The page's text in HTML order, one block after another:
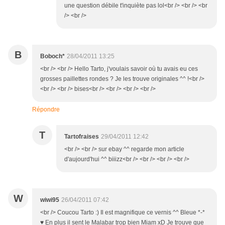
une question débile t'inquiète pas lol<br /> <br /> <br
/> <br />
B Boboch* 28/04/2011 13:25
<br /> <br /> Hello Tarto, j'voulais savoir où tu avais eu ces
grosses paillettes rondes ? Je les trouve originales ^^ !<br />
<br /> <br /> bises<br /> <br /> <br /> <br />
Répondre
T Tartofraises 29/04/2011 12:42
<br /> <br /> sur ebay ^^ regarde mon article
d'aujourd'hui ^^ biiizz<br /> <br /> <br /> <br />
W wiwi95 26/04/2011 07:42
<br /> Coucou Tarto :) Il est magnifique ce vernis ^^ Bleue *-*
♥ En plus il sent le Malabar trop bien Miam xD Je trouve que